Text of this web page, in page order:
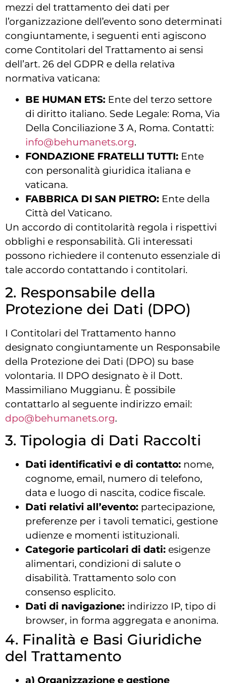
mezzi del trattamento dei dati per
l’organizzazione dell’evento sono determinati
congiuntamente, i seguenti enti agiscono
come Contitolari del Trattamento ai sensi
dell’art. 26 del GDPR e della relativa
normativa vaticana:
BE HUMAN ETS: Ente del terzo settore
di diritto italiano. Sede Legale: Roma, Via
Della Conciliazione 3 A, Roma. Contatti:
info@behumanets.org.
FONDAZIONE FRATELLI TUTTI: Ente
con personalità giuridica italiana e
vaticana.
FABBRICA DI SAN PIETRO: Ente della
Città del Vaticano.
Un accordo di contitolarità regola i rispettivi
obblighi e responsabilità. Gli interessati
possono richiedere il contenuto essenziale di
tale accordo contattando i contitolari.
2. Responsabile della
Protezione dei Dati (DPO)
I Contitolari del Trattamento hanno
designato congiuntamente un Responsabile
della Protezione dei Dati (DPO) su base
volontaria. Il DPO designato è il Dott.
Massimiliano Muggianu. È possibile
contattarlo al seguente indirizzo email:
dpo@behumanets.org.
3. Tipologia di Dati Raccolti
Dati identificativi e di contatto: nome,
cognome, email, numero di telefono,
data e luogo di nascita, codice fiscale.
Dati relativi all’evento: partecipazione,
preferenze per i tavoli tematici, gestione
udienze e momenti istituzionali.
Categorie particolari di dati: esigenze
alimentari, condizioni di salute o
disabilità. Trattamento solo con
consenso esplicito.
Dati di navigazione: indirizzo IP, tipo di
browser, in forma aggregata e anonima.
4. Finalità e Basi Giuridiche
del Trattamento
a) Organizzazione e gestione